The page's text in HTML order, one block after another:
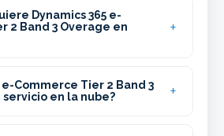
Dynamics 365 e-
2 Band 3 Overage en
e-Commerce Tier 2 Band 3
servicio en la nube?